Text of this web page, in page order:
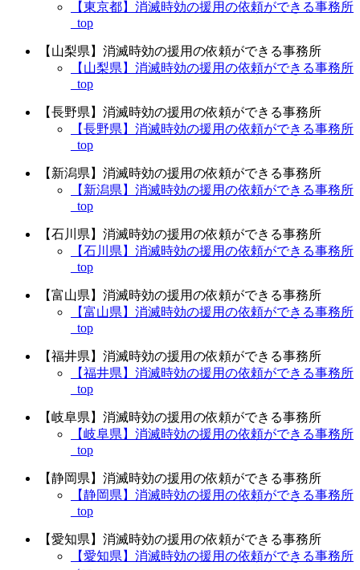
【東京都】消滅時効の援用の依頼ができる事務所
_top
【山梨県】消滅時効の援用の依頼ができる事務所
【山梨県】消滅時効の援用の依頼ができる事務所
_top
【長野県】消滅時効の援用の依頼ができる事務所
【長野県】消滅時効の援用の依頼ができる事務所
_top
【新潟県】消滅時効の援用の依頼ができる事務所
【新潟県】消滅時効の援用の依頼ができる事務所
_top
【石川県】消滅時効の援用の依頼ができる事務所
【石川県】消滅時効の援用の依頼ができる事務所
_top
【富山県】消滅時効の援用の依頼ができる事務所
【富山県】消滅時効の援用の依頼ができる事務所
_top
【福井県】消滅時効の援用の依頼ができる事務所
【福井県】消滅時効の援用の依頼ができる事務所
_top
【岐阜県】消滅時効の援用の依頼ができる事務所
【岐阜県】消滅時効の援用の依頼ができる事務所
_top
【静岡県】消滅時効の援用の依頼ができる事務所
【静岡県】消滅時効の援用の依頼ができる事務所
_top
【愛知県】消滅時効の援用の依頼ができる事務所
【愛知県】消滅時効の援用の依頼ができる事務所